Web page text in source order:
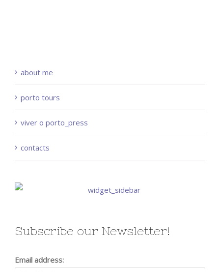
about me
porto tours
viver o porto_press
contacts
Subscribe our Newsletter!
Email address: